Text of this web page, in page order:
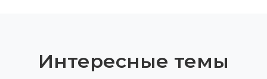
Интересные темы